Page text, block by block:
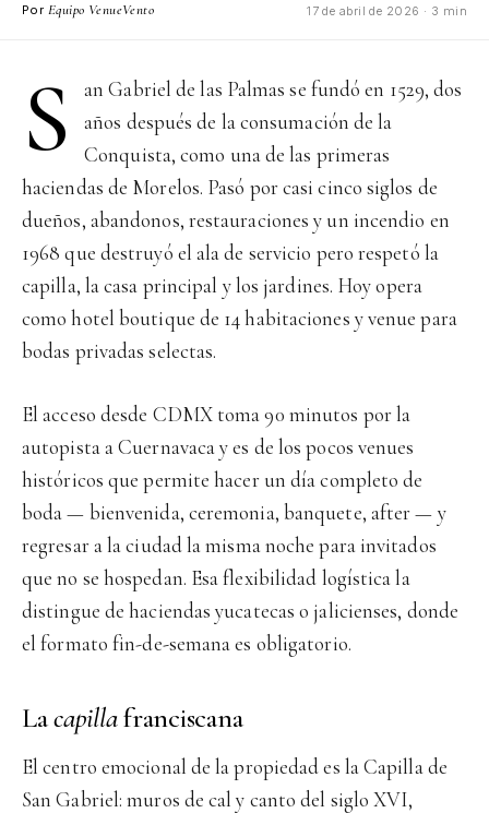
Por Equipo VenueVento 17 de abril de 2026 · 3 min
S
an Gabriel de las Palmas se fundó en 1529, dos
años después de la consumación de la
Conquista, como una de las primeras
haciendas de Morelos. Pasó por casi cinco siglos de
dueños, abandonos, restauraciones y un incendio en
1968 que destruyó el ala de servicio pero respetó la
capilla, la casa principal y los jardines. Hoy opera
como hotel boutique de 14 habitaciones y venue para
bodas privadas selectas.
El acceso desde CDMX toma 90 minutos por la
autopista a Cuernavaca y es de los pocos venues
históricos que permite hacer un día completo de
boda — bienvenida, ceremonia, banquete, after — y
regresar a la ciudad la misma noche para invitados
que no se hospedan. Esa flexibilidad logística la
distingue de haciendas yucatecas o jalicienses, donde
el formato fin-de-semana es obligatorio.
Lacapillafranciscana
El centro emocional de la propiedad es la Capilla de
San Gabriel: muros de cal y canto del siglo XVI,